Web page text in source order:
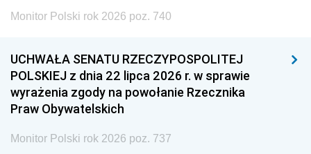
Monitor Polski rok 2026 poz. 740
UCHWAŁA SENATU RZECZYPOSPOLITEJ
POLSKIEJ z dnia 22 lipca 2026 r. w sprawie
wyrażenia zgody na powołanie Rzecznika
Praw Obywatelskich
Monitor Polski rok 2026 poz. 737